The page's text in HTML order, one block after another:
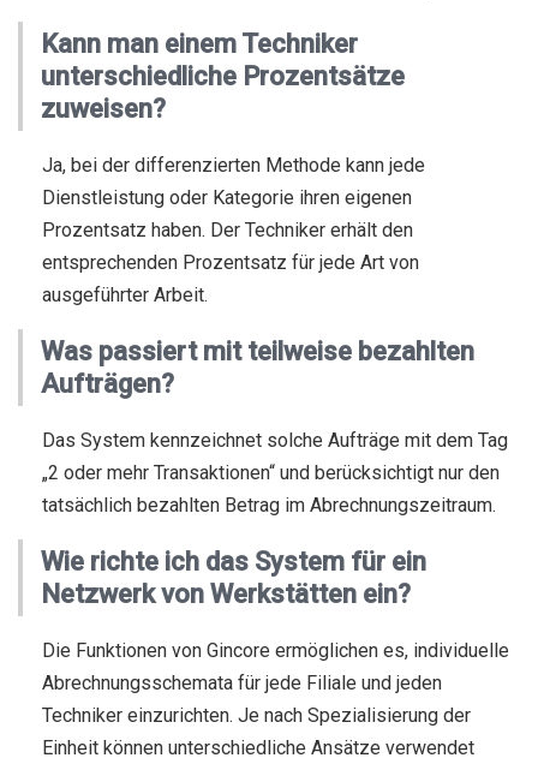
Kann man einem Techniker
unterschiedliche Prozentsätze
zuweisen?
Ja, bei der differenzierten Methode kann jede
Dienstleistung oder Kategorie ihren eigenen
Prozentsatz haben. Der Techniker erhält den
entsprechenden Prozentsatz für jede Art von
ausgeführter Arbeit.
Was passiert mit teilweise bezahlten
Aufträgen?
Das System kennzeichnet solche Aufträge mit dem Tag
„2 oder mehr Transaktionen“ und berücksichtigt nur den
tatsächlich bezahlten Betrag im Abrechnungszeitraum.
Wie richte ich das System für ein
Netzwerk von Werkstätten ein?
Die Funktionen von Gincore ermöglichen es, individuelle
Abrechnungsschemata für jede Filiale und jeden
Techniker einzurichten. Je nach Spezialisierung der
Einheit können unterschiedliche Ansätze verwendet